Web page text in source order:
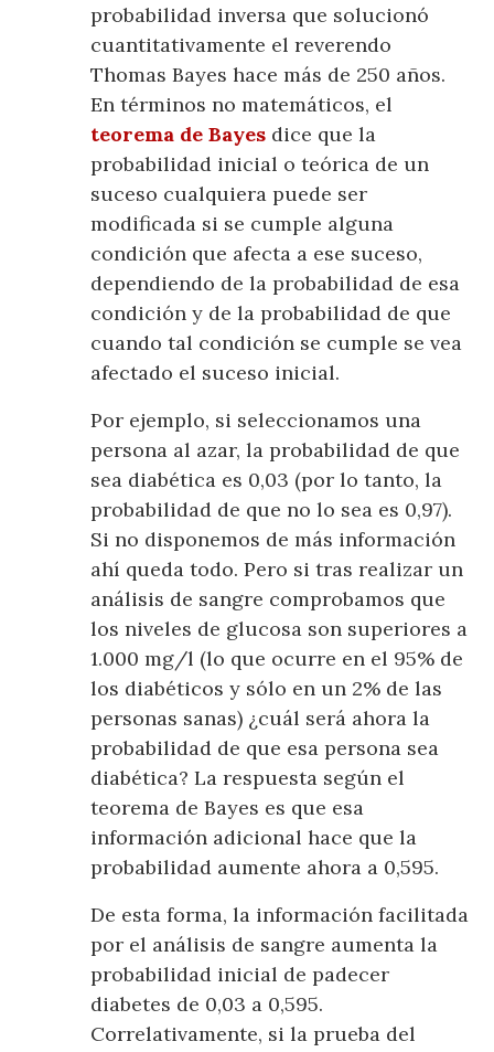
probabilidad inversa que solucionó
cuantitativamente el reverendo
Thomas Bayes hace más de 250 años.
En términos no matemáticos, el
teorema de Bayes dice que la
probabilidad inicial o teórica de un
suceso cualquiera puede ser
modificada si se cumple alguna
condición que afecta a ese suceso,
dependiendo de la probabilidad de esa
condición y de la probabilidad de que
cuando tal condición se cumple se vea
afectado el suceso inicial.
Por ejemplo, si seleccionamos una
persona al azar, la probabilidad de que
sea diabética es 0,03 (por lo tanto, la
probabilidad de que no lo sea es 0,97).
Si no disponemos de más información
ahí queda todo. Pero si tras realizar un
análisis de sangre comprobamos que
los niveles de glucosa son superiores a
1.000 mg/l (lo que ocurre en el 95% de
los diabéticos y sólo en un 2% de las
personas sanas) ¿cuál será ahora la
probabilidad de que esa persona sea
diabética? La respuesta según el
teorema de Bayes es que esa
información adicional hace que la
probabilidad aumente ahora a 0,595.
De esta forma, la información facilitada
por el análisis de sangre aumenta la
probabilidad inicial de padecer
diabetes de 0,03 a 0,595.
Correlativamente, si la prueba del